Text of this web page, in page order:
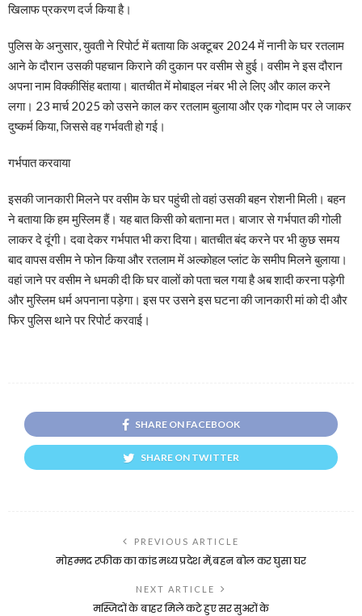
खिलाफ प्रकरण दर्ज किया है।
पुलिस के अनुसार, युवती ने रिपोर्ट में बताया कि अक्टूबर 2024 में नानी के घर रतलाम
आने के दौरान उसकी पहचान किराने की दुकान पर वसीम से हुई। वसीम ने इस दौरान
अपना नाम विक्कीसिंह बताया। बातचीत में मोबाइल नंबर भी ले लिए और काल करने
लगा। 23 मार्च 2025 को उसने काल कर रतलाम बुलाया और एक गोदाम पर ले जाकर
दुष्कर्म किया, जिससे वह गर्भवती हो गई।
गर्भपात करवाया
इसकी जानकारी मिलने पर वसीम के घर पहुंची तो वहां उसकी बहन रोशनी मिली। बहन
ने बताया कि हम मुस्लिम हैं। यह बात किसी को बताना मत। बाजार से गर्भपात की गोली
लाकर दे दूंगी। दवा देकर गर्भपात भी करा दिया। बातचीत बंद करने पर भी कुछ समय
बाद वापस वसीम ने फोन किया और रतलाम में अल्कोहल प्लांट के समीप मिलने बुलाया।
वहां जाने पर वसीम ने धमकी दी कि घर वालों को पता चल गया है अब शादी करना पड़ेगी
और मुस्लिम धर्म अपनाना पड़ेगा। इस पर उसने इस घटना की जानकारी मां को दी और
फिर पुलिस थाने पर रिपोर्ट करवाई।
SHARE ON FACEBOOK
SHARE ON TWITTER
PREVIOUS ARTICLE
मोहम्मद रफीक का कांड मध्य प्रदेश में,बहन बोल कर घुसा घर
NEXT ARTICLE
मस्जिदों के बाहर मिले कटे हुए सर सुअरों के